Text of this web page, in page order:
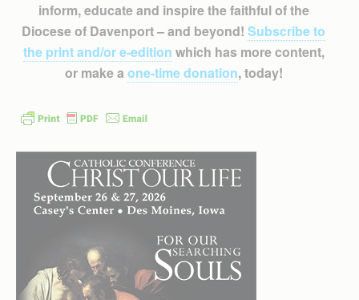
inform, educate and inspire the faithful of the
Diocese of Davenport – and beyond! Subscribe to
the print and/or e-edition which has more content,
or make a one-time donation, today!